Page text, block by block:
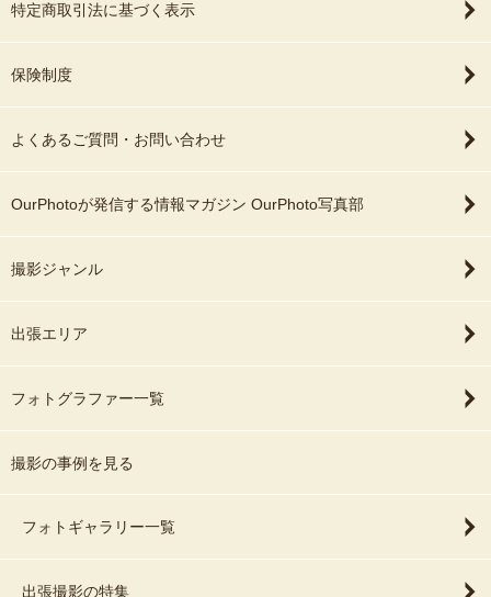
特定商取引法に基づく表示
保険制度
よくあるご質問・お問い合わせ
OurPhotoが発信する情報マガジン OurPhoto写真部
撮影ジャンル
出張エリア
フォトグラファー一覧
撮影の事例を見る
フォトギャラリー一覧
出張撮影の特集